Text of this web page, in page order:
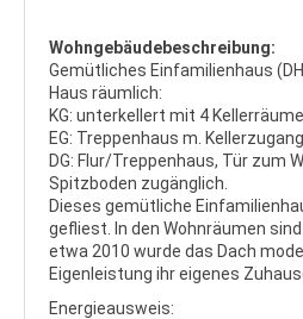
Wohngebäudebeschreibung:
Gemütliches Einfamilienhaus
Haus räumlich:
KG: unterkellert mit 4
EG: Treppenhaus m.
DG: Flur/Treppenhaus, Tür zum
Spitzboden zugänglich.
Dieses gemütliche
gefliest. In den Wohnräumen
etwa 2010 wurde das Dach
Eigenleistung ihr eigenes
Energieausweis: